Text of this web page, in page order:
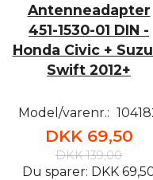
Antenneadapter
451-1530-01 DIN -
Honda Civic +
Swift 2012+
Model/varenr.:
DKK 69,50
DKK 139,00
Du sparer: DKK